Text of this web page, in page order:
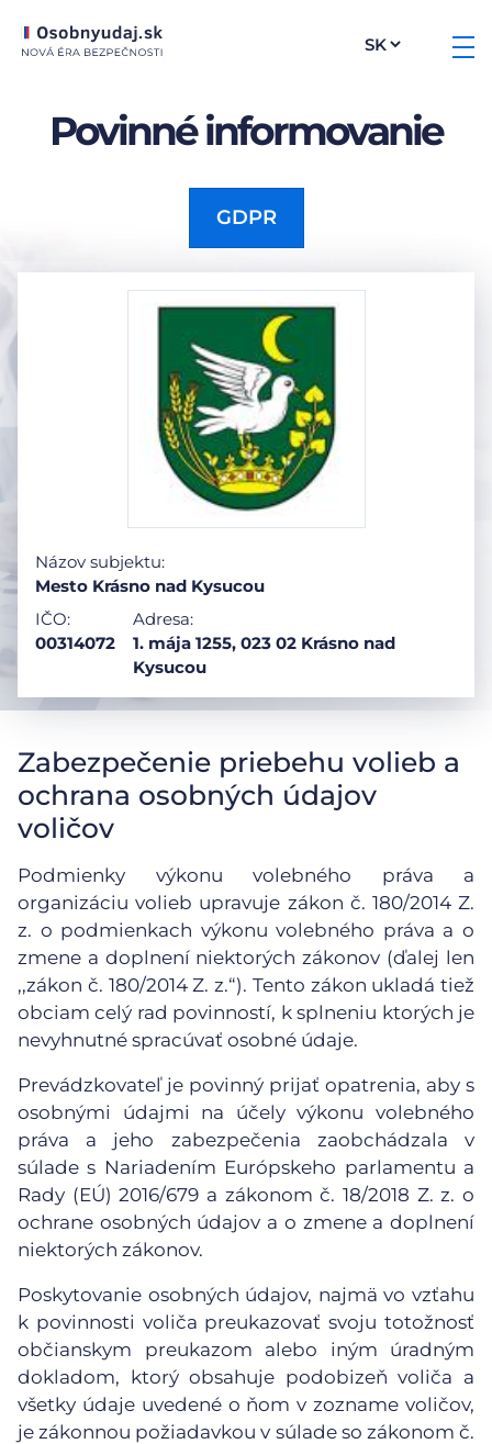
Povinné informovanie
GDPR
Názov subjektu:
Mesto Krásno nad Kysucou
IČO:
00314072
Adresa:
1. mája 1255, 023 02 Krásno nad
Kysucou
Zabezpečenie priebehu volieb a
ochrana osobných údajov
voličov
Podmienky výkonu volebného práva a
organizáciu volieb upravuje zákon č. 180/2014 Z.
z. o podmienkach výkonu volebného práva a o
zmene a doplnení niektorých zákonov (ďalej len
,,zákon č. 180/2014 Z. z.“). Tento zákon ukladá tiež
obciam celý rad povinností, k splneniu ktorých je
nevyhnutné spracúvať osobné údaje.
Prevádzkovateľ je povinný prijať opatrenia, aby s
osobnými údajmi na účely výkonu volebného
práva a jeho zabezpečenia zaobchádzala v
súlade s Nariadením Európskeho parlamentu a
Rady (EÚ) 2016/679 a zákonom č. 18/2018 Z. z. o
ochrane osobných údajov a o zmene a doplnení
niektorých zákonov.
Poskytovanie osobných údajov, najmä vo vzťahu
k povinnosti voliča preukazovať svoju totožnosť
občianskym preukazom alebo iným úradným
dokladom, ktorý obsahuje podobizeň voliča a
všetky údaje uvedené o ňom v zozname voličov,
je zákonnou požiadavkou v súlade so zákonom č.